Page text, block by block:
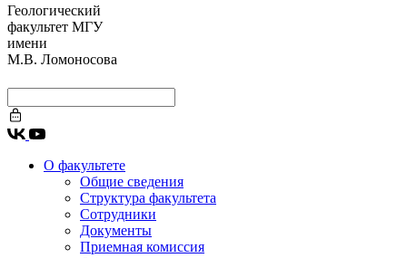
Геологический
факультет МГУ
имени
М.В. Ломоносова
О факультете
Общие сведения
Структура факультета
Сотрудники
Документы
Приемная комиссия